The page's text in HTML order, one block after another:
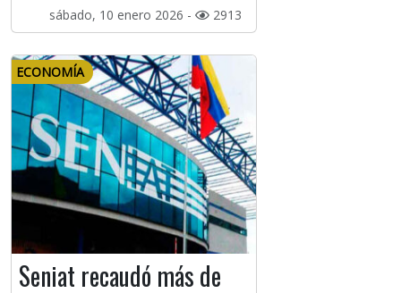
sábado, 10 enero 2026 - 2913
ECONOMÍA
Seniat recaudó más de